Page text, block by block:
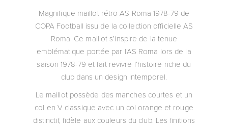
Magnifique maillot rétro AS Roma 1978-79 de
COPA Football issu de la collection officielle AS
Roma. Ce maillot s’inspire de la tenue
emblématique portée par l’AS Roma lors de la
saison 1978-79 et fait revivre l’histoire riche du
club dans un design intemporel.
Le maillot possède des manches courtes et un
col en V classique avec un col orange et rouge
distinctif, fidèle aux couleurs du club. Les finitions